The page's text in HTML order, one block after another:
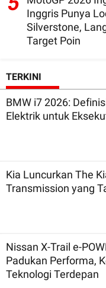
Inggris Punya
Silverstone,
Target Poin
TERKINI
BMW i7 2026:
Elektrik untuk
Kia Luncurkan The
Transmission yang
Nissan X-Trail e-
Padukan Performa,
Teknologi Terdepan